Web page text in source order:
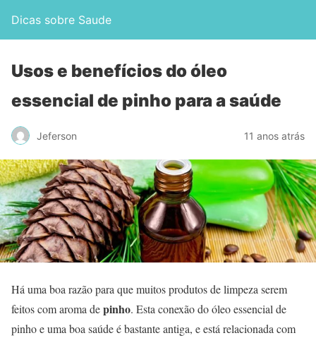
Dicas sobre Saude
Usos e benefícios do óleo
essencial de pinho para a saúde
Jeferson 11 anos atrás
Há uma boa razão para que muitos produtos de limpeza serem
feitos com aroma depinho. Esta conexão do óleo essencial de
pinho e uma boa saúde é bastante antiga, e está relacionada com